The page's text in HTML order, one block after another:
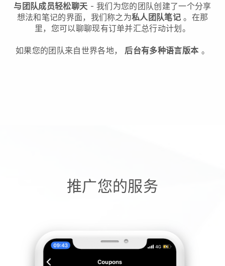
与团队成员轻松聊天 - 我们为您的团队创建了一个分享
想法和笔记的界面，我们称之为私人团队笔记 。在那
里，您可以聊聊现有订单并汇总行动计划。
如果您的团队来自世界各地， 后台有多种语言版本 。
推广您的服务